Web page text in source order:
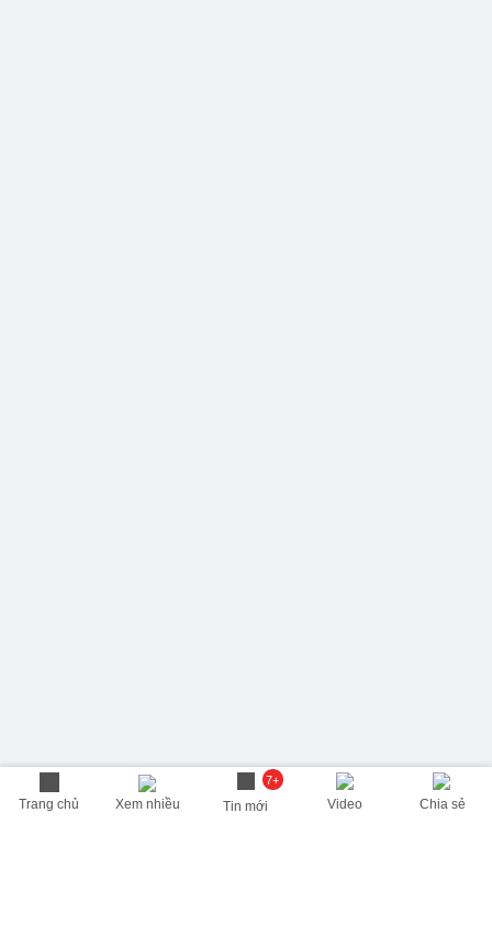
Trang chủ Xem nhiều
7+
Tin mới Video Chia sẻ